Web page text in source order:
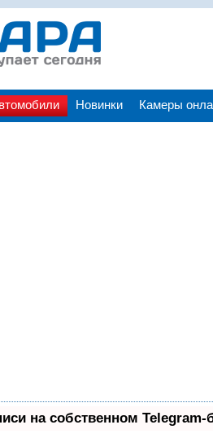
Новинки Камеры
на собственном Telegram-